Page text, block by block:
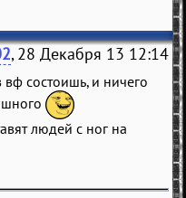
, 28 Декабря 13 12:14
состоишь, и ничего
людей с ног на